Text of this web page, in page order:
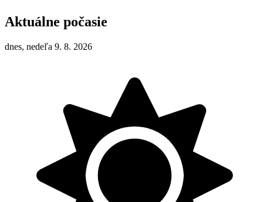
Aktuálne počasie
dnes, nedeľa 9. 8. 2026